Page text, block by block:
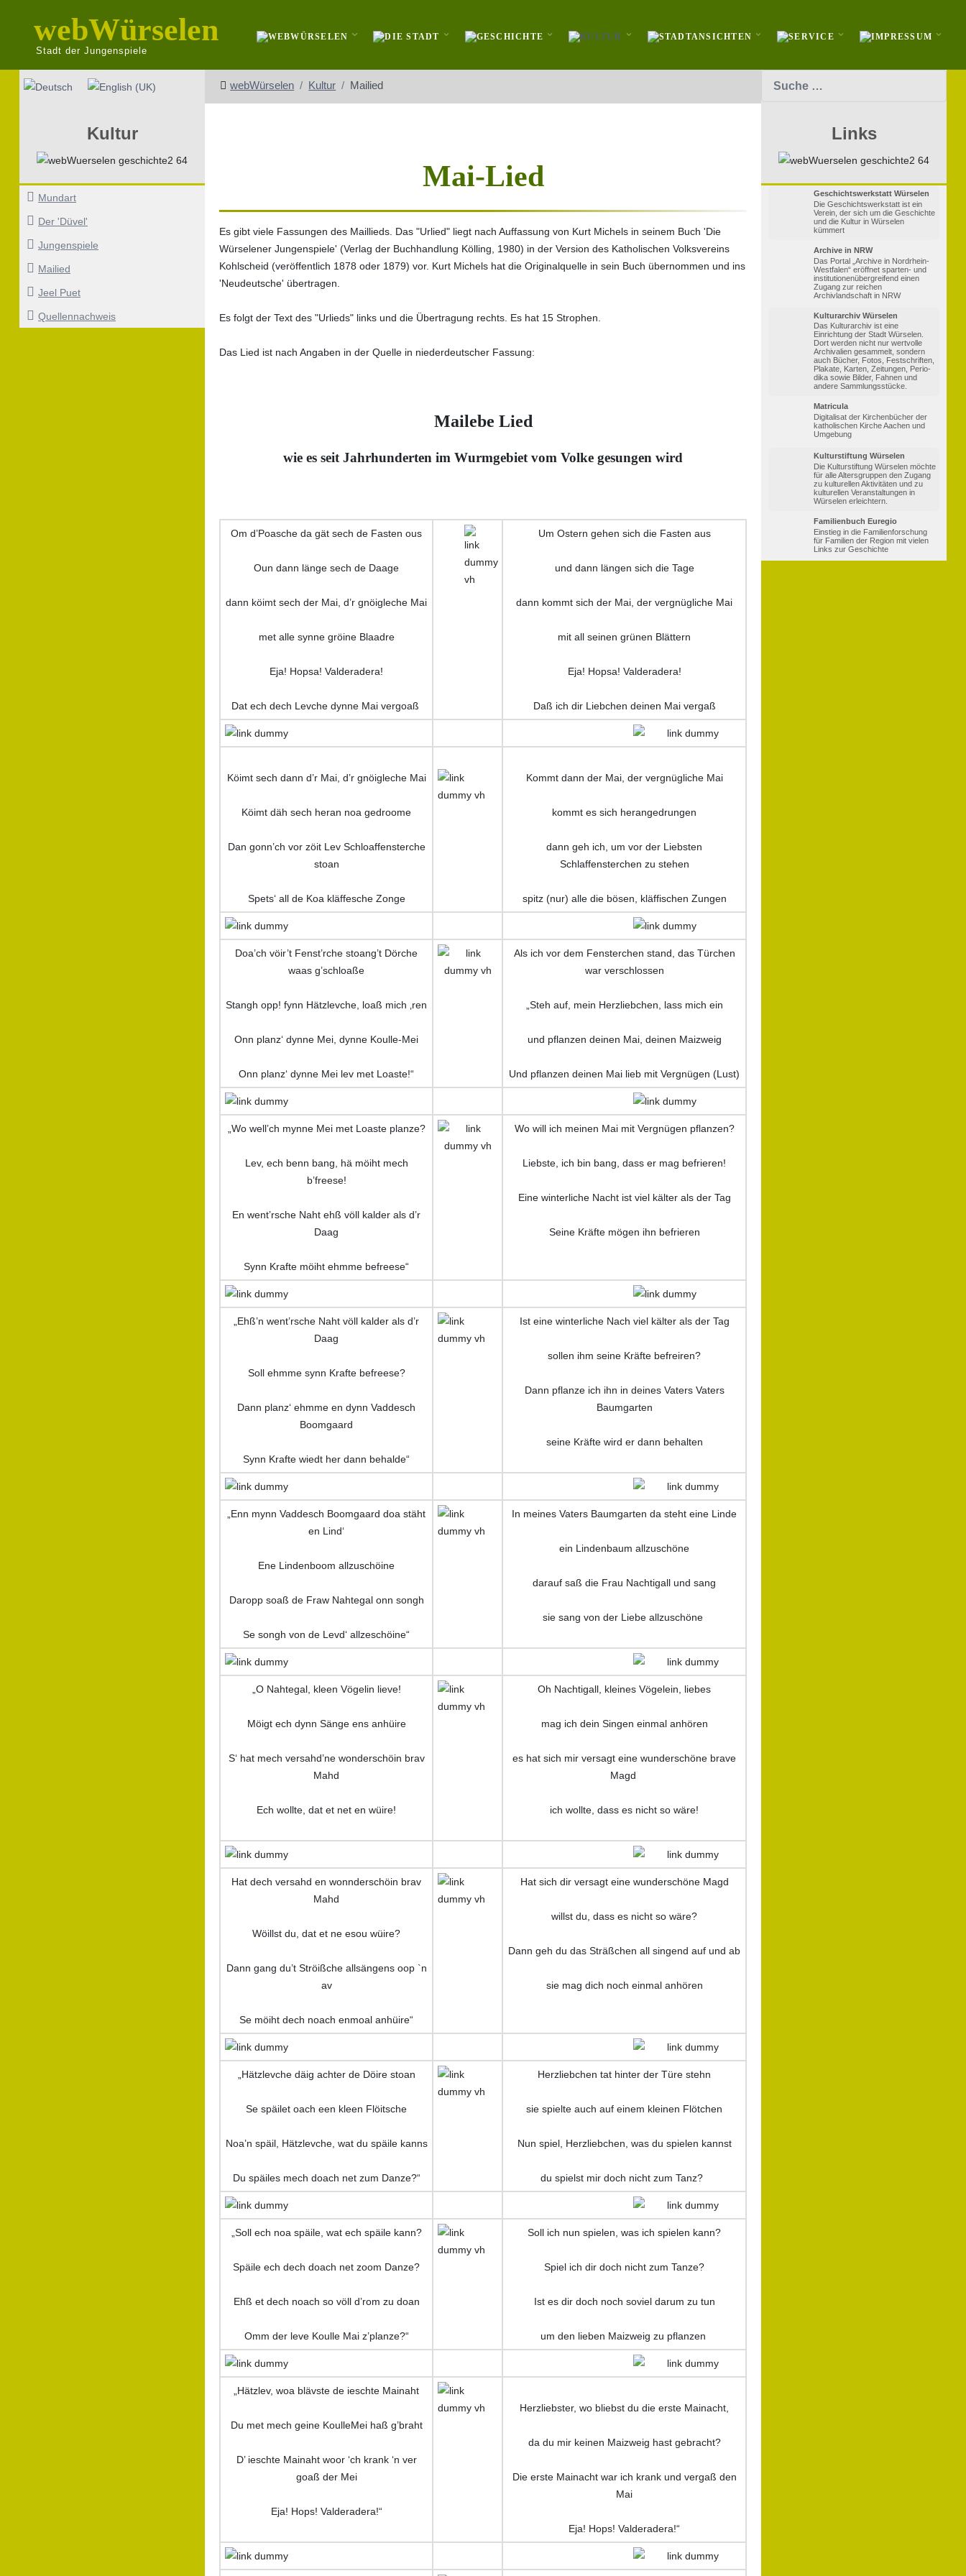
webWürselen
Stadt der Jungenspiele
Sprache auswählen webWürselen Kultur Mailied
Kultur
Mundart
Der 'Düvel'
Jungenspiele
Mailied
Jeel Puet
Quellennachweis
Links
Geschichtswerkstatt Würselen
Die Geschichtswerkstatt ist ein
Verein, der sich um die Geschichte
und die Kultur in Würselen
kümmert
Archive in NRW
Das Portal „Archive in Nordrhein-
Westfalen“ eröffnet sparten- und
institutionenübergreifend einen
Zugang zur reichen
Archivlandschaft in NRW
Kulturarchiv Würselen
Das Kulturarchiv ist eine
Einrichtung der Stadt Würselen.
Dort werden nicht nur wertvolle
Archi­valien gesammelt, sondern
auch Bücher, Fotos, Fest­schriften,
Plakate, Karten, Zeitungen, Perio­
dika sowie Bilder, Fahnen und
andere Sammlungsstücke.
Matricula
Digitalisat der Kirchenbücher der
katholischen Kirche Aachen und
Umgebung
Kulturstiftung Würselen
Die Kulturstiftung Würselen möchte
für alle Altersgruppen den Zugang
zu kulturellen Aktivitäten und zu
kulturellen Veranstaltungen in
Würselen erleichtern.
Familienbuch Euregio
Einstieg in die Familienforschung
für Familien der Region mit vielen
Links zur Geschichte
Mai-Lied
Es gibt viele Fassungen des Maillieds. Das "Urlied" liegt nach Auffassung von Kurt Michels in seinem Buch 'Die
Würselener Jungenspiele' (Verlag der Buchhandlung Kölling, 1980) in der Version des Katholischen Volksvereins
Kohlscheid (veröffentlich 1878 oder 1879) vor. Kurt Michels hat die Originalquelle in sein Buch übernommen und ins
'Neudeutsche' übertragen.
Es folgt der Text des "Urlieds" links und die Übertragung rechts. Es hat 15 Strophen.
Das Lied ist nach Angaben in der Quelle in niederdeutscher Fassung:
Mailebe Lied
wie es seit Jahrhunderten im Wurmgebiet vom Volke gesungen wird
Om d’Poasche da gät sech de Fasten ous
Oun dann länge sech de Daage
dann köimt sech der Mai, d’r gnöigleche Mai
met alle synne gröine Blaadre
Eja! Hopsa! Valderadera!
Dat ech dech Levche dynne Mai vergoaß
Um Ostern gehen sich die Fasten aus
und dann längen sich die Tage
dann kommt sich der Mai, der vergnügliche Mai
mit all seinen grünen Blättern
Eja! Hopsa! Valderadera!
Daß ich dir Liebchen deinen Mai vergaß
Köimt sech dann d’r Mai, d’r gnöigleche Mai
Köimt däh sech heran noa gedroome
Dan gonn’ch vor zöit Lev Schloaffensterche
stoan
Spets‘ all de Koa kläffesche Zonge
Kommt dann der Mai, der vergnügliche Mai
kommt es sich herangedrungen
dann geh ich, um vor der Liebsten
Schlaffensterchen zu stehen
spitz (nur) alle die bösen, kläffischen Zungen
Doa’ch vöir’t Fenst’rche stoang’t Dörche
waas g’schloaße
Stangh opp! fynn Hätzlevche, loaß mich ‚ren
Onn planz‘ dynne Mei, dynne Koulle-Mei
Onn planz‘ dynne Mei lev met Loaste!“
Als ich vor dem Fensterchen stand, das Türchen
war verschlossen
„Steh auf, mein Herzliebchen, lass mich ein
und pflanzen deinen Mai, deinen Maizweig
Und pflanzen deinen Mai lieb mit Vergnügen (Lust)
„Wo well’ch mynne Mei met Loaste planze?
Lev, ech benn bang, hä möiht mech
b’freese!
En went’rsche Naht ehß völl kalder als d’r
Daag
Synn Krafte möiht ehmme befreese“
Wo will ich meinen Mai mit Vergnügen pflanzen?
Liebste, ich bin bang, dass er mag befrieren!
Eine winterliche Nacht ist viel kälter als der Tag
Seine Kräfte mögen ihn befrieren
„Ehß’n went’rsche Naht völl kalder als d’r
Daag
Soll ehmme synn Krafte befreese?
Dann planz‘ ehmme en dynn Vaddesch
Boomgaard
Synn Krafte wiedt her dann behalde“
Ist eine winterliche Nach viel kälter als der Tag
sollen ihm seine Kräfte befreiren?
Dann pflanze ich ihn in deines Vaters Vaters
Baumgarten
seine Kräfte wird er dann behalten
„Enn mynn Vaddesch Boomgaard doa stäht
en Lind‘
Ene Lindenboom allzuschöine
Daropp soaß de Fraw Nahtegal onn songh
Se songh von de Levd‘ allzeschöine“
In meines Vaters Baumgarten da steht eine Linde
ein Lindenbaum allzuschöne
darauf saß die Frau Nachtigall und sang
sie sang von der Liebe allzuschöne
„O Nahtegal, kleen Vögelin lieve!
Möigt ech dynn Sänge ens anhüire
S‘ hat mech versahd’ne wonderschöin brav
Mahd
Ech wollte, dat et net en wüire!
Oh Nachtigall, kleines Vögelein, liebes
mag ich dein Singen einmal anhören
es hat sich mir versagt eine wunderschöne brave
Magd
ich wollte, dass es nicht so wäre!
Hat dech versahd en wonnderschöin brav
Mahd
Wöillst du, dat et ne esou wüire?
Dann gang du’t Ströißche allsängens oop `n
av
Se möiht dech noach enmoal anhüire“
Hat sich dir versagt eine wunderschöne Magd
willst du, dass es nicht so wäre?
Dann geh du das Sträßchen all singend auf und ab
sie mag dich noch einmal anhören
„Hätzlevche däig achter de Döire stoan
Se späilet oach een kleen Flöitsche
Noa’n späil, Hätzlevche, wat du späile kanns
Du späiles mech doach net zum Danze?“
Herzliebchen tat hinter der Türe stehn
sie spielte auch auf einem kleinen Flötchen
Nun spiel, Herzliebchen, was du spielen kannst
du spielst mir doch nicht zum Tanz?
„Soll ech noa späile, wat ech späile kann?
Späile ech dech doach net zoom Danze?
Ehß et dech noach so völl d’rom zu doan
Omm der leve Koulle Mai z’planze?“
Soll ich nun spielen, was ich spielen kann?
Spiel ich dir doch nicht zum Tanze?
Ist es dir doch noch soviel darum zu tun
um den lieben Maizweig zu pflanzen
„Hätzlev, woa blävste de ieschte Mainaht
Du met mech geine KoulleMei haß g’braht
D’ ieschte Mainaht woor ‘ch krank ‘n ver
goaß der Mei
Eja! Hops! Valderadera!“
Herzliebster, wo bliebst du die erste Mainacht,
da du mir keinen Maizweig hast gebracht?
Die erste Mainacht war ich krank und vergaß den
Mai
Eja! Hops! Valderadera!“